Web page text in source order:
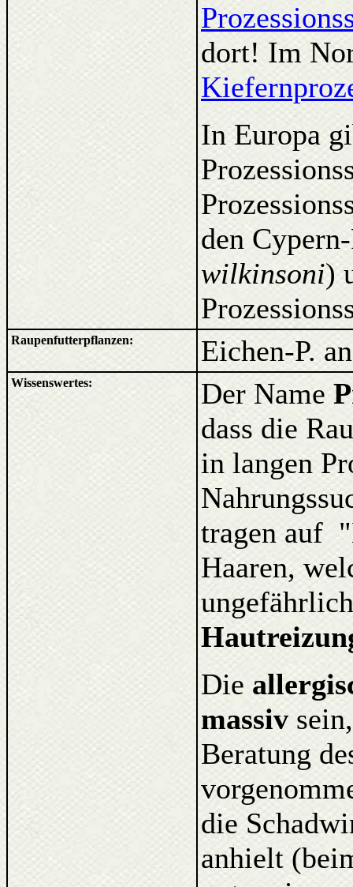
dort! Im
In Europa
den
wilkinsoni)
Raupenfutterpflanzen: Eichen-P.
Wissenswertes: Der Name
dass die
in langen
tragen auf
Haaren,
Die
massiv
Beratung
die
anhielt